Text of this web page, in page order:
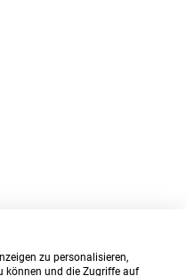
zu personalisieren,
können und die Zugriffe auf